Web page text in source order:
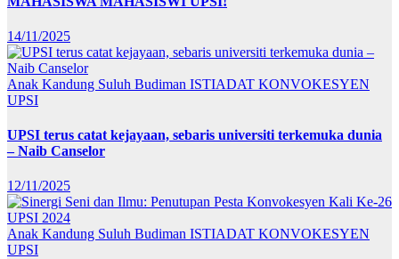
14/11/2025
Anak Kandung Suluh Budiman ISTIADAT KONVOKESYEN
UPSI
UPSI terus catat kejayaan, sebaris universiti terkemuka dunia
– Naib Canselor
12/11/2025
Anak Kandung Suluh Budiman ISTIADAT KONVOKESYEN
UPSI